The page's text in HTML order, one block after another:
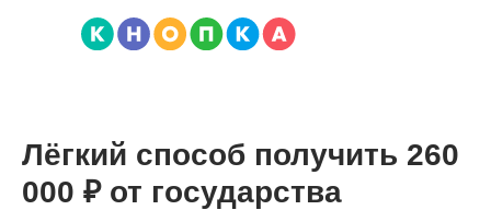
Лёгкий способ получить 260
000 ₽ от государства